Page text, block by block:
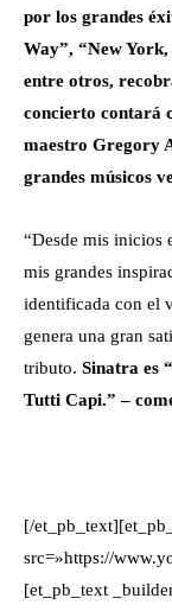
por los grandes
Way”, “New
entre otros,
concierto contará
maestro Gregory
grandes músicos
“Desde mis inicios
mis grandes
identificada con el
genera una gran
tributo. Sinatra es
Tutti Capi.” –
[/
src=»https://
[et_pb_text